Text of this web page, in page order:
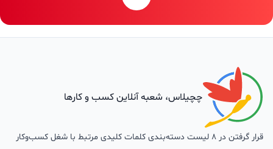
چچیلاس، شعبه آنلاین کسب و کارها
قرار گرفتن در 8 لیست دسته‌بندی کلمات کلیدی مرتبط با شغل کسب‌وکار